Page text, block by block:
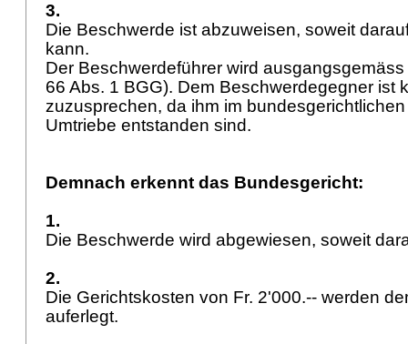
3.
Die Beschwerde ist abzuweisen, soweit
kann.
Der Beschwerdeführer wird
66 Abs. 1 BGG). Dem Beschwerdegegner ist
zuzusprechen, da ihm im
Umtriebe entstanden sind.
Demnach erkennt das Bundesgericht:
1.
Die Beschwerde wird abgewiesen, soweit
2.
Die Gerichtskosten von Fr. 2'000.-- werden
auferlegt.